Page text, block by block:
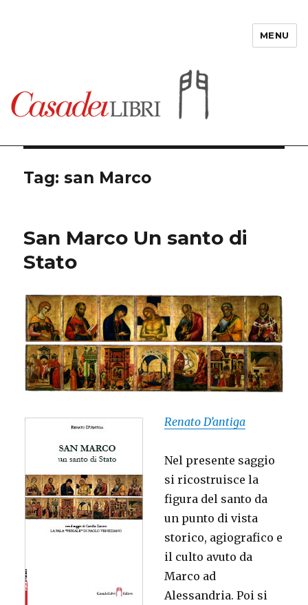
MENU
Tag: san Marco
San Marco Un santo di
Stato
Renato D’antiga
Nel presente saggio
si ricostruisce la
figura del santo da
un punto di vista
storico, agiografico e
il culto avuto da
Marco ad
Alessandria. Poi si